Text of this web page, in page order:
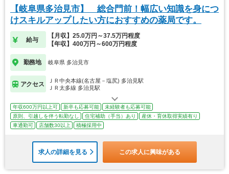
【岐阜県多治見市】 総合門前！幅広い知識を身につ
けスキルアップしたい方におすすめの薬局です。
給与
【月収】25.0万円～37.5万円程度
【年収】400万円～600万円程度
勤務地 岐阜県 多治見市
アクセス
ＪＲ中央本線(名古屋－塩尻) 多治見駅
ＪＲ太多線 多治見駅
年収600万円以上可 新卒も応募可能
未経験者も応募可能
原則、引越しを伴う転勤なし
住宅補助（手当）あり
産休・育休取得実績有り
車通勤可
店舗数30以上 積極採用中
求人の詳細を見る この求人に興味がある